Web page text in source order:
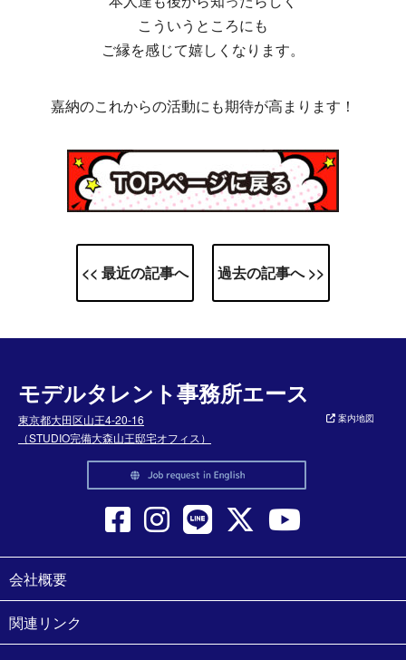
こういうところにも
ご縁を感じて嬉しくなります。
嘉納のこれからの活動にも期待が高まります！
<< 最近の記事へ 過去の記事へ >>
モデルタレント事務所エース
東京都大田区山王4-20-16
（STUDIO完備大森山王邸宅オフィス）
案内地図
会社概要
関連リンク